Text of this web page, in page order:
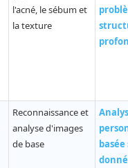
l'acné, le sébum et
la texture
Reconnaissance et
analyse d'images
de base